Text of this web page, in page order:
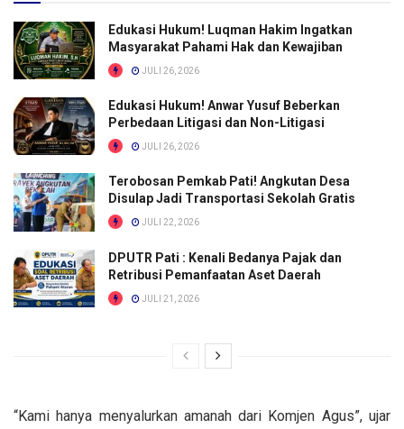
Edukasi Hukum! Luqman Hakim Ingatkan
Masyarakat Pahami Hak dan Kewajiban
JULI 26, 2026
Edukasi Hukum! Anwar Yusuf Beberkan
Perbedaan Litigasi dan Non-Litigasi
JULI 26, 2026
Terobosan Pemkab Pati! Angkutan Desa
Disulap Jadi Transportasi Sekolah Gratis
JULI 22, 2026
DPUTR Pati : Kenali Bedanya Pajak dan
Retribusi Pemanfaatan Aset Daerah
JULI 21, 2026
“Kami hanya menyalurkan amanah dari Komjen Agus”, ujar